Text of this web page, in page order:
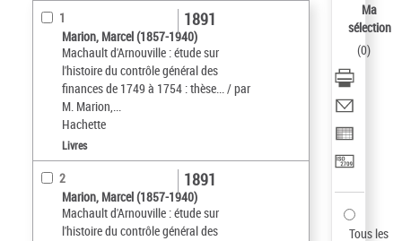
1
Marion, Marcel (1857-1940)
Machault d'Arnouville : étude sur
l'histoire du contrôle général des
finances de 1749 à 1754 : thèse... / par
M. Marion,...
Hachette
1891
Livres
2
Marion, Marcel (1857-1940)
Machault d'Arnouville : étude sur
l'histoire du contrôle général des
1891
Ma
sélection
(0)
Tous les